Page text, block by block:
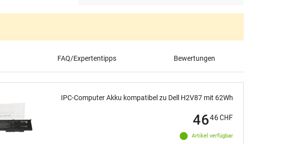
FAQ/Expertentipps Bewertungen
IPC-Computer Akku kompatibel zu Dell H2V87 mit 62Wh
Artikel verfügbar
4646CHF